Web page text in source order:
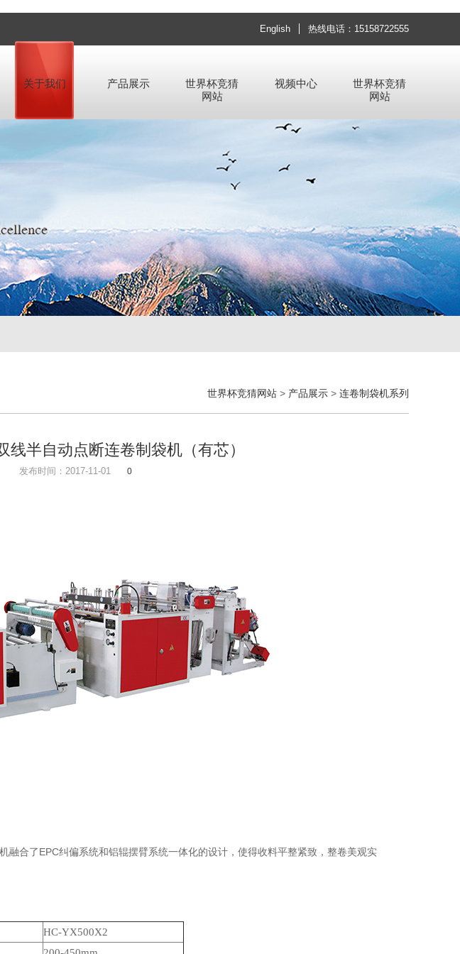
English 热线电话：15158722555
关于我们 产品展示
世界杯竞猜
网站
视频中心
世界杯竞猜
网站
世界杯竞猜网站 > 产品展示 > 连卷制袋机系列
线半自动点断连卷制袋机（有芯）
发布时间：2017-11-01 0
融合了EPC纠偏系统和铝辊摆臂系统一体化的设计，使得收料平整紧致，整卷美观实
HC-YX500X2